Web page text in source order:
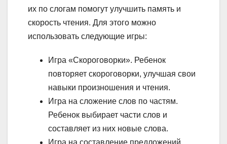
их по слогам помогут улучшить память и
скорость чтения. Для этого можно
использовать следующие игры:
Игра «Скороговорки». Ребенок
повторяет скороговорки, улучшая свои
навыки произношения и чтения.
Игра на сложение слов по частям.
Ребенок выбирает части слов и
составляет из них новые слова.
Игра на составление предложений.